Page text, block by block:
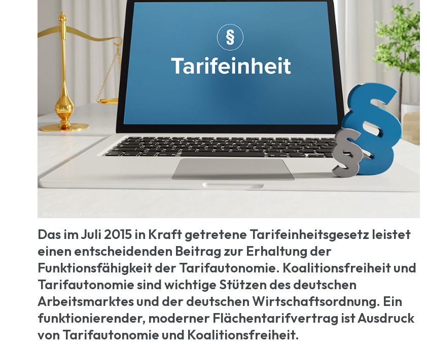
Das im Juli 2015 in Kraft getretene Tarifeinheitsgesetz leistet
einen entscheidenden Beitrag zur Erhaltung der
Funktionsfähigkeit der Tarifautonomie. Koalitionsfreiheit und
Tarifautonomie sind wichtige Stützen des deutschen
Arbeitsmarktes und der deutschen Wirtschaftsordnung. Ein
funktionierender, moderner Flächentarifvertrag ist Ausdruck
von Tarifautonomie und Koalitionsfreiheit.